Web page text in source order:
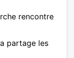
rencontre
partage les